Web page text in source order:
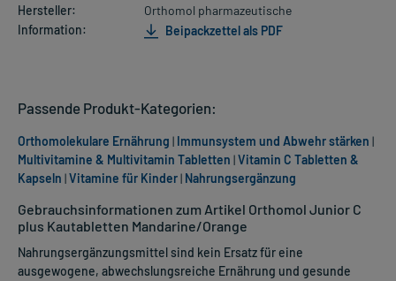
Hersteller:
Orthomol pharmazeutische
Information:
Beipackzettel als PDF
Gebrauchsinformationen zum Artikel Orthomol Junior C
plus Kautabletten Mandarine/Orange
Nahrungsergänzungsmittel sind kein Ersatz für eine
ausgewogene, abwechslungsreiche Ernährung und gesunde
Passende Produkt-Kategorien:
Orthomolekulare Ernährung | Immunsystem und Abwehr stärken |
Multivitamine & Multivitamin Tabletten |Vitamin C Tabletten &
Kapseln |Vitamine für Kinder| Nahrungsergänzung